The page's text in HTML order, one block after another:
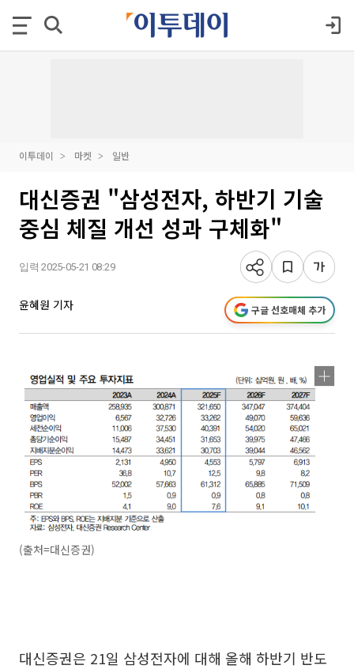
이투데이 마켓 일반
대신증권 "삼성전자, 하반기 기술
중심 체질 개선 성과 구체화"
입력 2025-05-21 08:29
윤혜원 기자 구글 선호매체 추가
(출처=대신증권)
대신증권은 21일 삼성전자에 대해 올해 하반기 반도